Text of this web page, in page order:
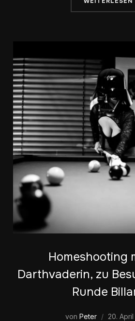
Homeshooting
Darthvaderin, zu
Runde
von Peter 20.